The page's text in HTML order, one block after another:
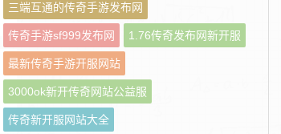
三端互通的传奇手游发布网
传奇手游sf999发布网 1.76传奇发布网新开服
最新传奇手游开服网站
3000ok新开传奇网站公益服
传奇新开服网站大全